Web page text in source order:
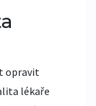
opravit
lékaře